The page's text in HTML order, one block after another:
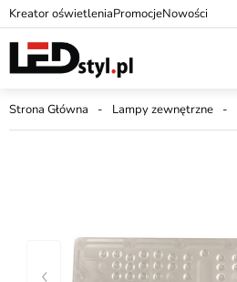
Kreator oświetleniaPromocjeNowości
Strona Główna Lampy zewnętrzne